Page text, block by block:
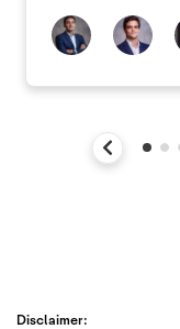
Disclaimer: